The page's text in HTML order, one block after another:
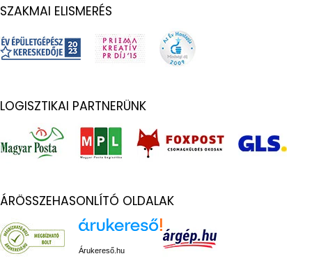
SZAKMAI ELISMERÉS
LOGISZTIKAI PARTNERÜNK
ÁRÖSSZEHASONLÍTÓ OLDALAK
Árukereső.hu